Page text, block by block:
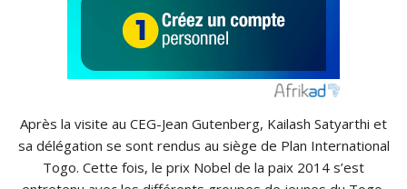
Après la visite au CEG-Jean Gutenberg, Kailash Satyarthi et
sa délégation se sont rendus au siège de Plan International
Togo. Cette fois, le prix Nobel de la paix 2014 s’est